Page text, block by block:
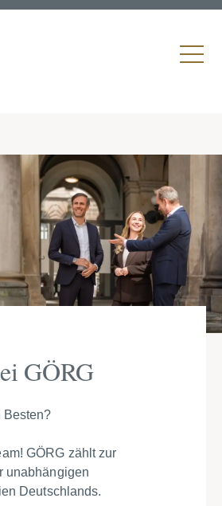
GÖRG
Besten?
GÖRG zählt zur
unabhängigen
Deutschlands.